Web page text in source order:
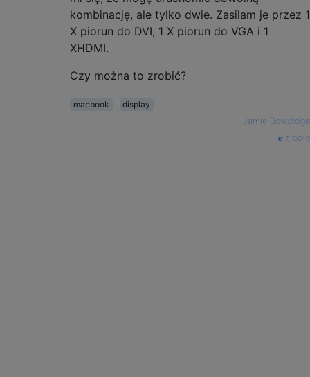
kombinację, ale tylko dwie. Zasilam je przez 1
X piorun do DVI, 1 X piorun do VGA i 1
XHDMI.
Czy można to zrobić?
macbook
display
Jamie Bowdidge
źródło